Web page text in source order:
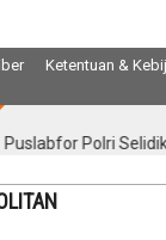
Ketentuan &
Polri Selidiki